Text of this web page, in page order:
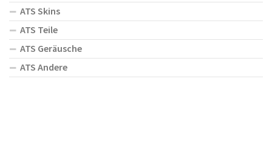
ATS Skins
ATS Teile
ATS Geräusche
ATS Andere